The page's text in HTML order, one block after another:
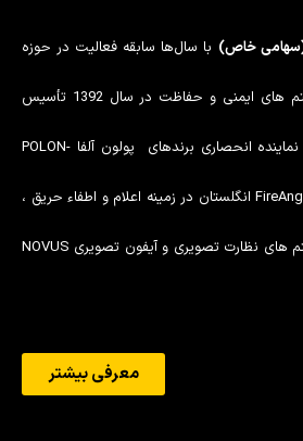
(سهامی خاص) با سال‌ها سابقه فعالیت در حوزه
راهکارهای مهندسی و سیستم های ایمنی و حفاظت در سال 1392 تأسیس
گردید. طراحان نوین راهکار نماینده انحصاری برندهای پولون آلفا POLON-
ALFA لهستان و فایرآنجل FireAngel انگلستان در زمینه اعلام و اطفاء حریق ،
اکسس کنترل KaDe و سیستم های نظارت تصویری و آیفون تصویری NOVUS
معرفی بیشتر